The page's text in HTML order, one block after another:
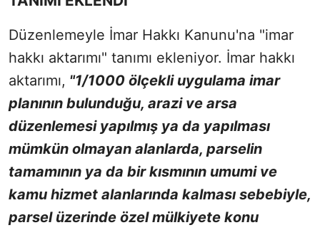
Düzenlemeyle İmar Hakkı Kanunu'na "imar
hakkı aktarımı" tanımı ekleniyor. İmar hakkı
aktarımı, "1/1000 ölçekli uygulama imar
planının bulunduğu, arazi ve arsa
düzenlemesi yapılmış ya da yapılması
mümkün olmayan alanlarda, parselin
tamamının ya da bir kısmının umumi ve
kamu hizmet alanlarında kalması sebebiyle,
parsel üzerinde özel mülkiyete konu